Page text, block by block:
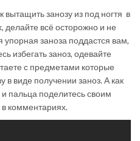
вытащить занозу из под ногтя в
делайте всё осторожно и не
заноза поддастся вам,
избегать заноз, одевайте
с предметами которые
в виде получении заноз. А как
пальца поделитесь своим
комментариях.